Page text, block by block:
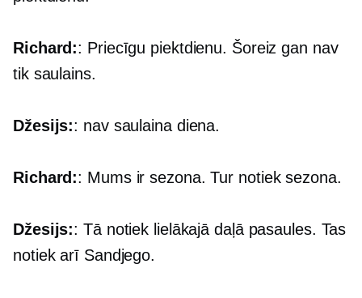
Richard:: Priecīgu piektdienu. Šoreiz gan nav
tik saulains.
Džesijs:: nav saulaina diena.
Richard:: Mums ir sezona. Tur notiek sezona.
Džesijs:: Tā notiek lielākajā daļā pasaules. Tas
notiek arī Sandjego.